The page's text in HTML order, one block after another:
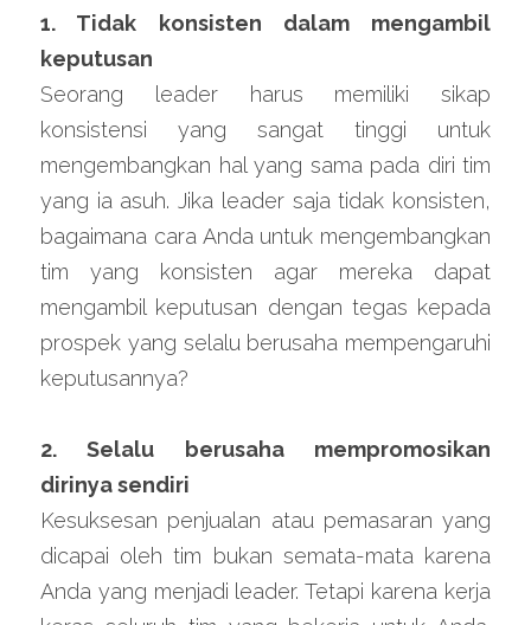
1. Tidak konsisten dalam mengambil
keputusan
Seorang leader harus memiliki sikap
konsistensi yang sangat tinggi untuk
mengembangkan hal yang sama pada diri tim
yang ia asuh. Jika leader saja tidak konsisten,
bagaimana cara Anda untuk mengembangkan
tim yang konsisten agar mereka dapat
mengambil keputusan dengan tegas kepada
prospek yang selalu berusaha mempengaruhi
keputusannya?
2. Selalu berusaha mempromosikan
dirinya sendiri
Kesuksesan penjualan atau pemasaran yang
dicapai oleh tim bukan semata-mata karena
Anda yang menjadi leader. Tetapi karena kerja